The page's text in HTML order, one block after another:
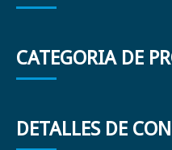
CATEGORIA DE
DETALLES DE